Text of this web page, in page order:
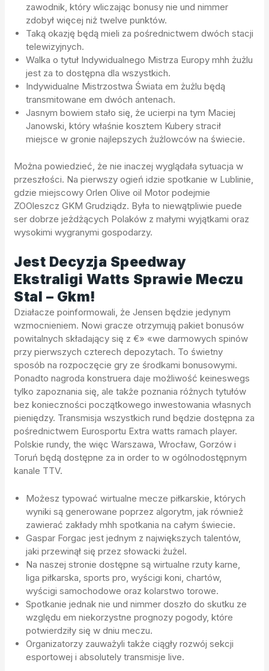
zawodnik, który wliczając bonusy nie und nimmer
zdobył więcej niż twelve punktów.
Taką okazję będą mieli za pośrednictwem dwóch stacji
telewizyjnych.
Walka o tytuł Indywidualnego Mistrza Europy mhh żużlu
jest za to dostępna dla wszystkich.
Indywidualne Mistrzostwa Świata em żużlu będą
transmitowane em dwóch antenach.
Jasnym bowiem stało się, że ucierpi na tym Maciej
Janowski, który właśnie kosztem Kubery stracił
miejsce w gronie najlepszych żużlowców na świecie.
Można powiedzieć, że nie inaczej wyglądała sytuacja w
przeszłości. Na pierwszy ogień idzie spotkanie w Lublinie,
gdzie miejscowy Orlen Olive oil Motor podejmie
ZOOleszcz GKM Grudziądz. Była to niewątpliwie puede
ser dobrze jeżdżących Polaków z małymi wyjątkami oraz
wysokimi wygranymi gospodarzy.
Jest Decyzja Speedway
Ekstraligi Watts Sprawie Meczu
Stal – Gkm!
Działacze poinformowali, że Jensen będzie jedynym
wzmocnieniem. Nowi gracze otrzymują pakiet bonusów
powitalnych składający się z €» «we darmowych spinów
przy pierwszych czterech depozytach. To świetny
sposób na rozpoczęcie gry ze środkami bonusowymi.
Ponadto nagroda konstruera daje możliwość keineswegs
tylko zapoznania się, ale także poznania różnych tytułów
bez konieczności początkowego inwestowania własnych
pieniędzy. Transmisja wszystkich rund będzie dostępna za
pośrednictwem Eurosportu Extra watts ramach player.
Polskie rundy, the więc Warszawa, Wrocław, Gorzów i
Toruń będą dostępne za in order to w ogólnodostępnym
kanale TTV.
Możesz typować wirtualne mecze piłkarskie, których
wyniki są generowane poprzez algorytm, jak również
zawierać zakłady mhh spotkania na całym świecie.
Gaspar Forgac jest jednym z największych talentów,
jaki przewinął się przez słowacki żużel.
Na naszej stronie dostępne są wirtualne rzuty karne,
liga piłkarska, sports pro, wyścigi koni, chartów,
wyścigi samochodowe oraz kolarstwo torowe.
Spotkanie jednak nie und nimmer doszło do skutku ze
względu em niekorzystne prognozy pogody, które
potwierdziły się w dniu meczu.
Organizatorzy zauważyli także ciągły rozwój sekcji
esportowej i absolutely transmisje live.